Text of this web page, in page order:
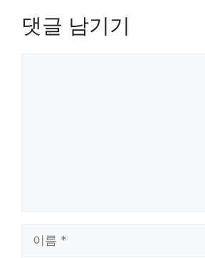
댓글 남기기